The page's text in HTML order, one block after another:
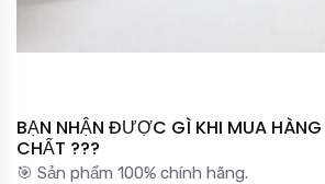
BẠN NHẬN ĐƯỢC GÌ KHI MUA
CHẤT ???
🎯 Sản phẩm 100% chính hãng.